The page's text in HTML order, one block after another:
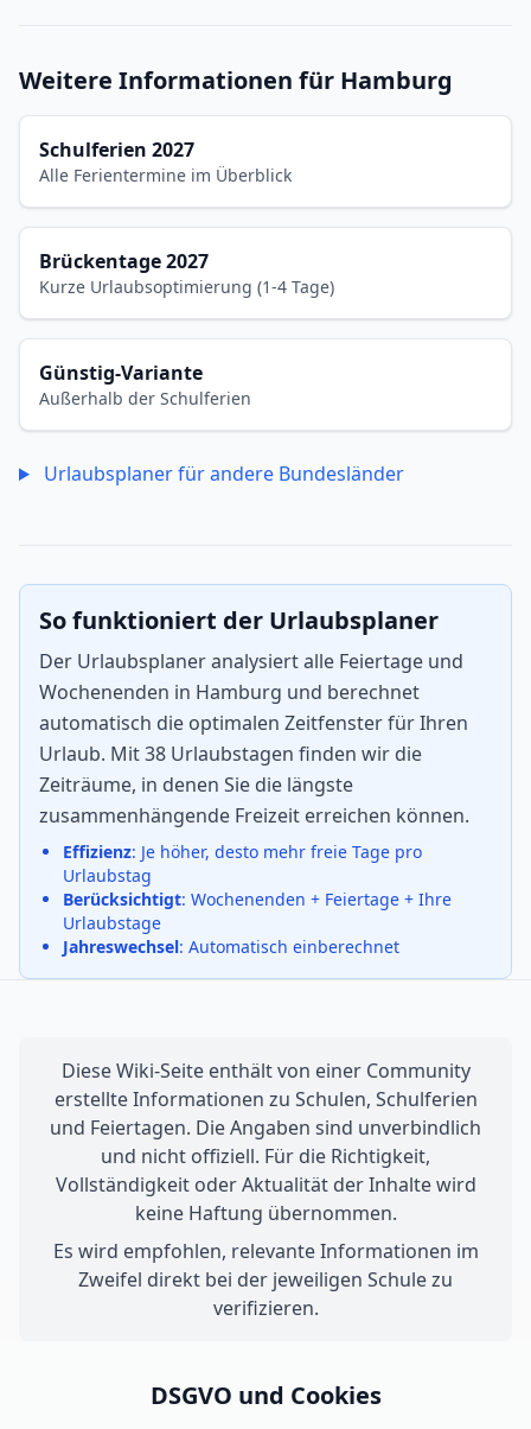
Weitere Informationen für Hamburg
Schulferien 2027
Alle Ferientermine im Überblick
Brückentage 2027
Kurze Urlaubsoptimierung (1-4 Tage)
Günstig-Variante
Außerhalb der Schulferien
Urlaubsplaner für andere Bundesländer
So funktioniert der Urlaubsplaner
Der Urlaubsplaner analysiert alle Feiertage und
Wochenenden in Hamburg und berechnet
automatisch die optimalen Zeitfenster für Ihren
Urlaub. Mit 38 Urlaubstagen finden wir die
Zeiträume, in denen Sie die längste
zusammenhängende Freizeit erreichen können.
Effizienz: Je höher, desto mehr freie Tage pro
Urlaubstag
Berücksichtigt: Wochenenden + Feiertage + Ihre
Urlaubstage
Jahreswechsel: Automatisch einberechnet
Diese Wiki-Seite enthält von einer Community
erstellte Informationen zu Schulen, Schulferien
und Feiertagen. Die Angaben sind unverbindlich
und nicht offiziell. Für die Richtigkeit,
Vollständigkeit oder Aktualität der Inhalte wird
keine Haftung übernommen.
Es wird empfohlen, relevante Informationen im
Zweifel direkt bei der jeweiligen Schule zu
verifizieren.
DSGVO und Cookies